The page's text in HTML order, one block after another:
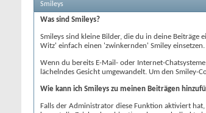
Smileys
Was sind Smileys?
Smileys sind kleine Bilder, die du in deine Beiträge
Witz' einfach einen 'zwinkernden' Smiley einsetzen.
Wenn du bereits E-Mail- oder Internet-
lächelndes Gesicht umgewandelt. Um den Smiley-
Wie kann ich Smileys zu meinen Beiträgen
Falls der Administrator diese Funktion aktiviert